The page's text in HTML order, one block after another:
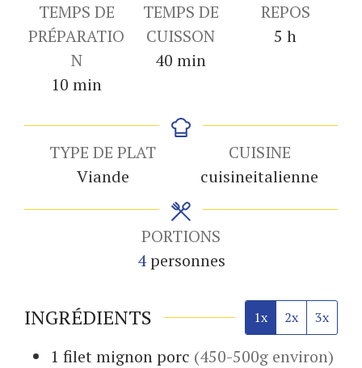
TEMPS DE
PRÉPARATIO
N
10 minutes
min
TEMPS DE
CUISSON
40 minutes
min
REPOS
5 heures
h
TYPE DE PLAT
Viande
CUISINE
cuisineitalienne
PORTIONS
4 personnes
INGRÉDIENTS 1x 2x 3x
1 filet mignonporc (450-500g environ)